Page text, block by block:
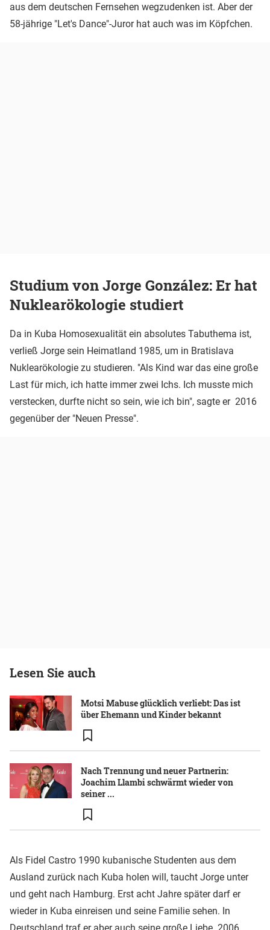
aus dem deutschen Fernsehen wegzudenken ist. Aber der
58-jährige "Let's Dance"-Juror hat auch was im Köpfchen.
Studium von Jorge González: Er hat
Nuklearökologie studiert
Da in Kuba Homosexualität ein absolutes Tabuthema ist,
verließ Jorge sein Heimatland 1985, um in Bratislava
Nuklearökologie zu studieren. "Als Kind war das eine große
Last für mich, ich hatte immer zwei Ichs. Ich musste mich
verstecken, durfte nicht so sein, wie ich bin", sagte er 2016
gegenüber der "Neuen Presse".
Lesen Sie auch
Motsi Mabuse glücklich verliebt: Das ist
über Ehemann und Kinder bekannt
Nach Trennung und neuer Partnerin:
Joachim Llambi schwärmt wieder von
seiner ...
Als Fidel Castro 1990 kubanische Studenten aus dem
Ausland zurück nach Kuba holen will, taucht Jorge unter
und geht nach Hamburg. Erst acht Jahre später darf er
wieder in Kuba einreisen und seine Familie sehen. In